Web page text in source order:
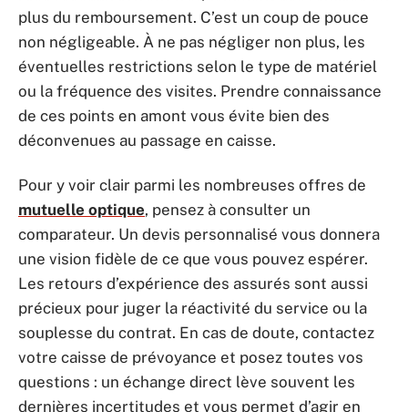
plus du remboursement. C’est un coup de pouce
non négligeable. À ne pas négliger non plus, les
éventuelles restrictions selon le type de matériel
ou la fréquence des visites. Prendre connaissance
de ces points en amont vous évite bien des
déconvenues au passage en caisse.
Pour y voir clair parmi les nombreuses offres de
mutuelle optique, pensez à consulter un
comparateur. Un devis personnalisé vous donnera
une vision fidèle de ce que vous pouvez espérer.
Les retours d’expérience des assurés sont aussi
précieux pour juger la réactivité du service ou la
souplesse du contrat. En cas de doute, contactez
votre caisse de prévoyance et posez toutes vos
questions : un échange direct lève souvent les
dernières incertitudes et vous permet d’agir en